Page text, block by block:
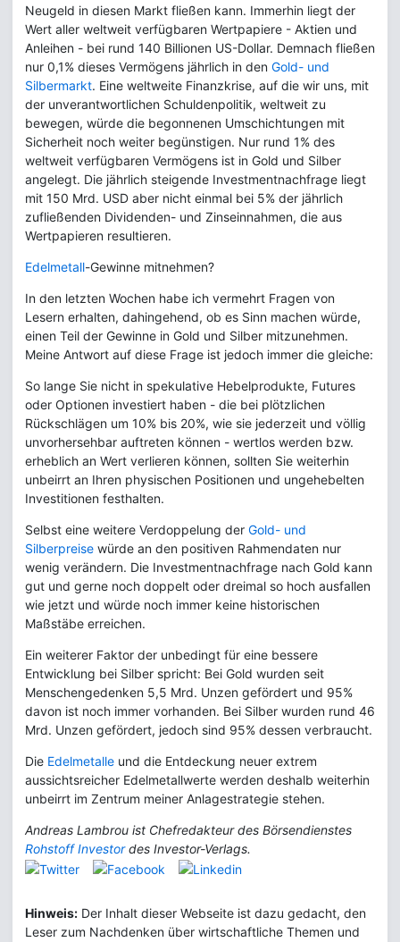
Neugeld in diesen Markt fließen kann. Immerhin liegt der
Wert aller weltweit verfügbaren Wertpapiere - Aktien und
Anleihen - bei rund 140 Billionen US-Dollar. Demnach fließen
nur 0,1% dieses Vermögens jährlich in den Gold- und
Silbermarkt. Eine weltweite Finanzkrise, auf die wir uns, mit
der unverantwortlichen Schuldenpolitik, weltweit zu
bewegen, würde die begonnenen Umschichtungen mit
Sicherheit noch weiter begünstigen. Nur rund 1% des
weltweit verfügbaren Vermögens ist in Gold und Silber
angelegt. Die jährlich steigende Investmentnachfrage liegt
mit 150 Mrd. USD aber nicht einmal bei 5% der jährlich
zufließenden Dividenden- und Zinseinnahmen, die aus
Wertpapieren resultieren.
Edelmetall-Gewinne mitnehmen?
In den letzten Wochen habe ich vermehrt Fragen von
Lesern erhalten, dahingehend, ob es Sinn machen würde,
einen Teil der Gewinne in Gold und Silber mitzunehmen.
Meine Antwort auf diese Frage ist jedoch immer die gleiche:
So lange Sie nicht in spekulative Hebelprodukte, Futures
oder Optionen investiert haben - die bei plötzlichen
Rückschlägen um 10% bis 20%, wie sie jederzeit und völlig
unvorhersehbar auftreten können - wertlos werden bzw.
erheblich an Wert verlieren können, sollten Sie weiterhin
unbeirrt an Ihren physischen Positionen und ungehebelten
Investitionen festhalten.
Selbst eine weitere Verdoppelung der Gold- und
Silberpreise würde an den positiven Rahmendaten nur
wenig verändern. Die Investmentnachfrage nach Gold kann
gut und gerne noch doppelt oder dreimal so hoch ausfallen
wie jetzt und würde noch immer keine historischen
Maßstäbe erreichen.
Ein weiterer Faktor der unbedingt für eine bessere
Entwicklung bei Silber spricht: Bei Gold wurden seit
Menschengedenken 5,5 Mrd. Unzen gefördert und 95%
davon ist noch immer vorhanden. Bei Silber wurden rund 46
Mrd. Unzen gefördert, jedoch sind 95% dessen verbraucht.
Die Edelmetalle und die Entdeckung neuer extrem
aussichtsreicher Edelmetallwerte werden deshalb weiterhin
unbeirrt im Zentrum meiner Anlagestrategie stehen.
Andreas Lambrou ist Chefredakteur des Börsendienstes
Rohstoff Investordes Investor-Verlags.
Hinweis: Der Inhalt dieser Webseite ist dazu gedacht, den
Leser zum Nachdenken über wirtschaftliche Themen und